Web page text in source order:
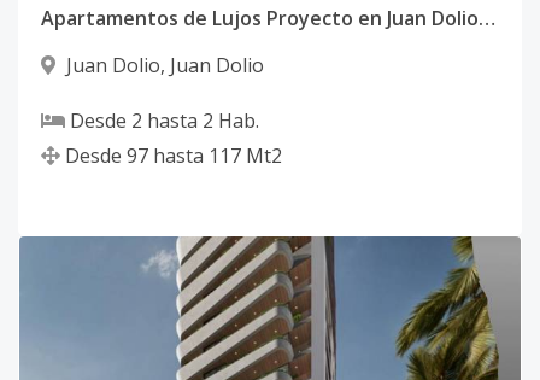
Apartamentos de Lujos Proyecto en Juan Dolio San Pedro de Macoris
Juan Dolio, Juan Dolio
Desde 2 hasta 2 Hab.
Desde 97 hasta 117 Mt2